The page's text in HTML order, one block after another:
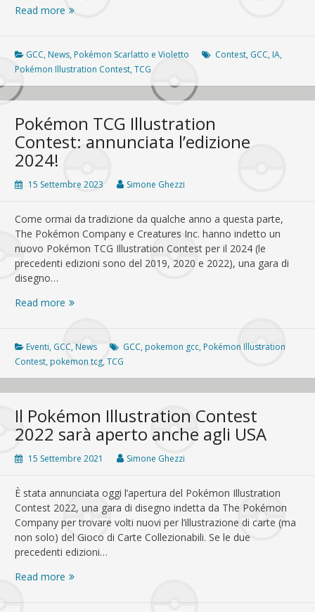
Read more Pokémon
Contest
2024:
ecco
i
ma
c’è
GCC, News, Pokémon Scarlatto e Violetto Contest, GCC, IA,
Pokémon Illustration Contest,TCG
Pokémon TCG Illustration
Contest: annunciata l’edizione
2024!
15 Settembre 2023 Simone Ghezzi
Come ormai da tradizione da qualche anno a questa parte,
The Pokémon Company e Creatures Inc. hanno indetto un
nuovo Pokémon TCG Illustration Contest per il 2024 (le
precedenti edizioni sono del 2019, 2020 e 2022), una gara di
disegno…
Read more Pokémon
Illustration
Contest:
annunciata
l’edizione
2024!
Eventi, GCC, News GCC, pokemon gcc, Pokémon Illustration
Contest, pokemon tcg,TCG
Il Pokémon Illustration Contest
2022 sarà aperto anche agli USA
15 Settembre 2021 Simone Ghezzi
È stata annunciata oggi l’apertura del Pokémon Illustration
Contest 2022, una gara di disegno indetta da The Pokémon
Company per trovare volti nuovi per l’illustrazione di carte (ma
non solo) del Gioco di Carte Collezionabili. Se le due
precedenti edizioni…
Read more Il